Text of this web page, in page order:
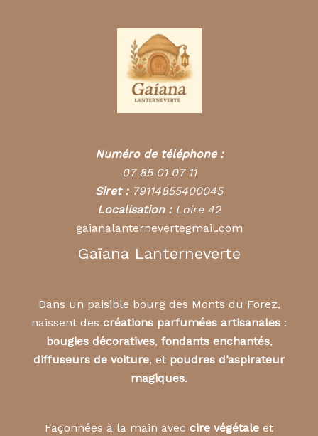
Numéro de téléphone :
07 85 01 07 11
Siret : 79114855400045
Localisation :Loire 42
gaianalanternevertegmail.com
Gaïana Lanterneverte
Dans un paisible bourg des Monts du Forez,
naissent des créations parfumées artisanales :
bougies décoratives, fondants enchantés,
diffuseurs de voiture, et poudres d’aspirateur
magiques.
Façonnées à la main avec cire végétale et